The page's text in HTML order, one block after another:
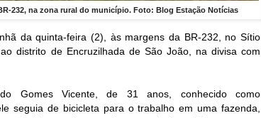
232, na zona rural do município. Foto: Blog Estação Notícias
da quinta-feira (2), às margens da BR-232, no Sítio
distrito de Encruzilhada de São João, na divisa com
Gomes Vicente, de 31 anos, conhecido como
seguia de bicicleta para o trabalho em uma fazenda,